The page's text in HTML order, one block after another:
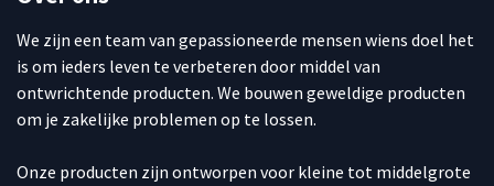
We zijn een team van gepassioneerde mensen wiens doel het
is om ieders leven te verbeteren door middel van
ontwrichtende producten. We bouwen geweldige producten
om je zakelijke problemen op te lossen.
Onze producten zijn ontworpen voor kleine tot middelgrote